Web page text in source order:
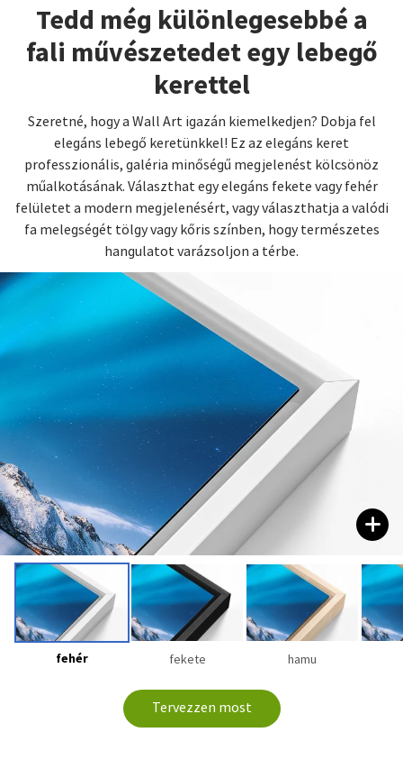
Tedd még különlegesebbé a
fali művészetedet egy lebegő
kerettel
Szeretné, hogy a Wall Art igazán kiemelkedjen? Dobja fel
elegáns lebegő keretünkkel! Ez az elegáns keret
professzionális, galéria minőségű megjelenést kölcsönöz
műalkotásának. Választhat egy elegáns fekete vagy fehér
felületet a modern megjelenésért, vagy választhatja a valódi
fa melegségét tölgy vagy kőris színben, hogy természetes
hangulatot varázsoljon a térbe.
fehér fekete hamu
Tervezzen most